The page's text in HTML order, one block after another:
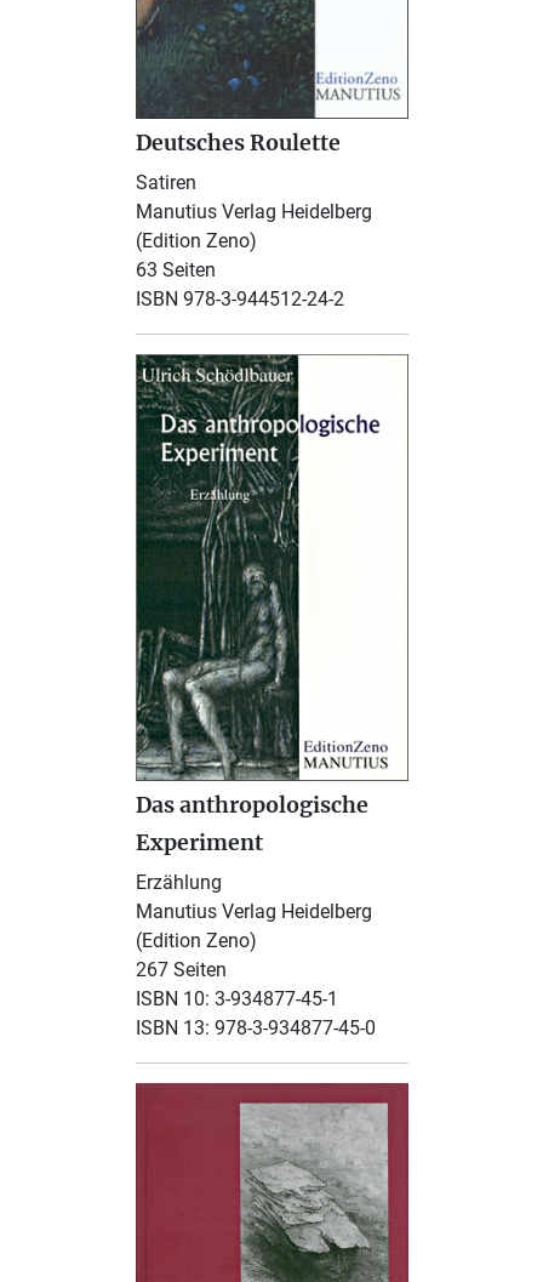
Deutsches Roulette
Satiren
Manutius Verlag Heidelberg
(Edition Zeno)
63 Seiten
ISBN 978-3-944512-24-2
Das anthropologische
Experiment
Erzählung
Manutius Verlag Heidelberg
(Edition Zeno)
267 Seiten
ISBN 10: 3-934877-45-1
ISBN 13: 978-3-934877-45-0